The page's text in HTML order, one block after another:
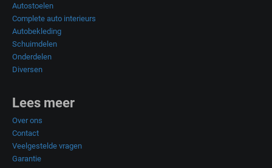
Autostoelen
Complete auto interieurs
Autobekleding
Schuimdelen
Onderdelen
Diversen
Lees meer
Over ons
Contact
Veelgestelde vragen
Garantie